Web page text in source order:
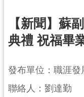
認
我
們
【新聞】蘇
典禮 祝福畢
發布單位：職涯發
聯絡人：劉達勤